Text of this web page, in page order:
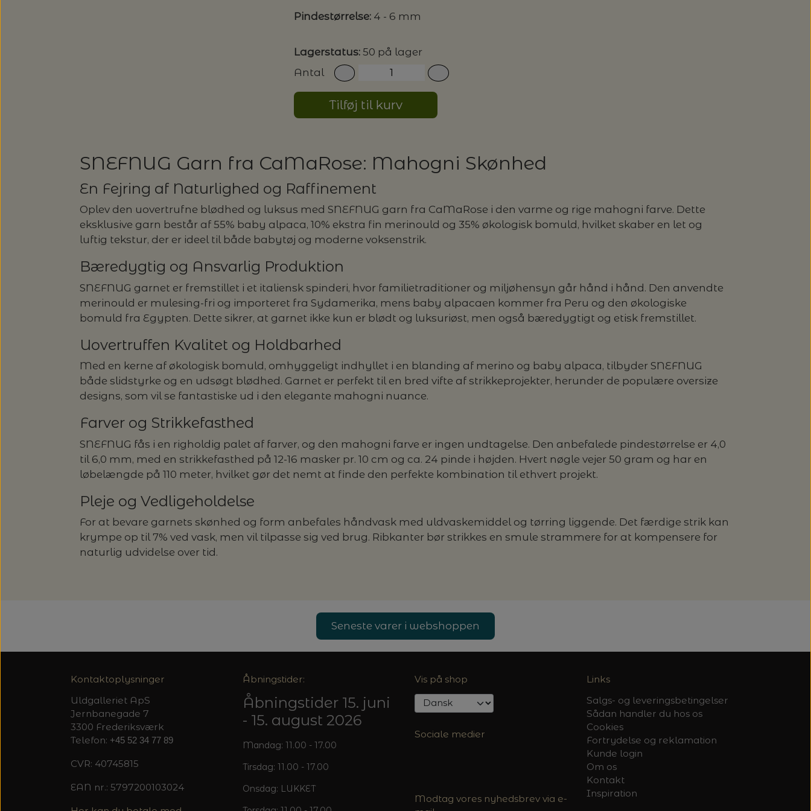
Pindestørrelse: 4 - 6 mm
Lagerstatus: 50 på lager
Antal
Tilføj til kurv
SNEFNUG Garn fra CaMaRose: Mahogni Skønhed
En Fejring af Naturlighed og Raffinement
Oplev den uovertrufne blødhed og luksus med SNEFNUG garn fra CaMaRose i den varme og rige mahogni farve. Dette
eksklusive garn består af 55% baby alpaca, 10% ekstra fin merinould og 35% økologisk bomuld, hvilket skaber en let og
luftig tekstur, der er ideel til både babytøj og moderne voksenstrik.
Bæredygtig og Ansvarlig Produktion
SNEFNUG garnet er fremstillet i et italiensk spinderi, hvor familietraditioner og miljøhensyn går hånd i hånd. Den anvendte
merinould er mulesing-fri og importeret fra Sydamerika, mens baby alpacaen kommer fra Peru og den økologiske
bomuld fra Egypten. Dette sikrer, at garnet ikke kun er blødt og luksuriøst, men også bæredygtigt og etisk fremstillet.
Uovertruffen Kvalitet og Holdbarhed
Med en kerne af økologisk bomuld, omhyggeligt indhyllet i en blanding af merino og baby alpaca, tilbyder SNEFNUG
både slidstyrke og en udsøgt blødhed. Garnet er perfekt til en bred vifte af strikkeprojekter, herunder de populære oversize
designs, som vil se fantastiske ud i den elegante mahogni nuance.
Farver og Strikkefasthed
SNEFNUG fås i en righoldig palet af farver, og den mahogni farve er ingen undtagelse. Den anbefalede pindestørrelse er 4,0
til 6,0 mm, med en strikkefasthed på 12-16 masker pr. 10 cm og ca. 24 pinde i højden. Hvert nøgle vejer 50 gram og har en
løbelængde på 110 meter, hvilket gør det nemt at finde den perfekte kombination til ethvert projekt.
Pleje og Vedligeholdelse
For at bevare garnets skønhed og form anbefales håndvask med uldvaskemiddel og tørring liggende. Det færdige strik kan
krympe op til 7% ved vask, men vil tilpasse sig ved brug. Ribkanter bør strikkes en smule strammere for at kompensere for
naturlig udvidelse over tid.
Seneste varer i webshoppen
Kontaktoplysninger
Uldgalleriet ApS
Jernbanegade 7
3300 Frederiksværk
Telefon: +45 52 34 77 89
CVR: 40745815
EAN nr.: 5797200103024
Åbningstider:
Åbningstider 15. juni
- 15. august 2026
Mandag: 11.00 - 17.00
Tirsdag: 11.00 - 17.00
Onsdag: LUKKET
Vis på shop
Sociale medier
Modtag vores nyhedsbrev via e-
Links
Salgs- og leveringsbetingelser
Sådan handler du hos os
Cookies
Fortrydelse og reklamation
Kunde login
Om os
Kontakt
Inspiration